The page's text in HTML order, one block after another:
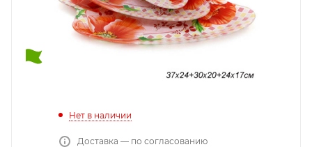
Нет в наличии
Доставка — по согласованию